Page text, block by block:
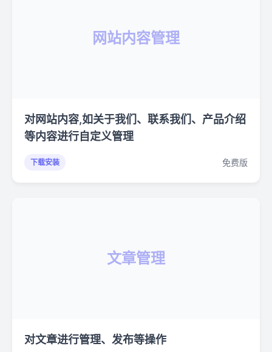
网站内容管理
对网站内容,如关于我们、联系我们、产品介绍
等内容进行自定义管理
下载安装 免费版
文章管理
对文章进行管理、发布等操作